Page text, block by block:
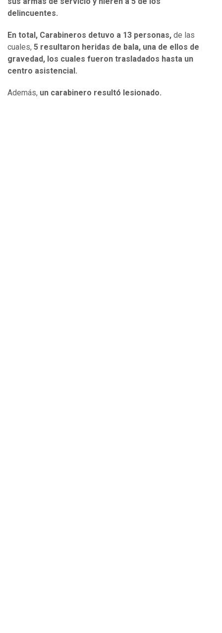
delincuentes.
En total, Carabineros detuvo a 13 personas, de las
cuales, 5 resultaron heridas de bala, una de ellos de
gravedad, los cuales fueron trasladados hasta un
centro asistencial.
Además, un carabinero resultó lesionado.